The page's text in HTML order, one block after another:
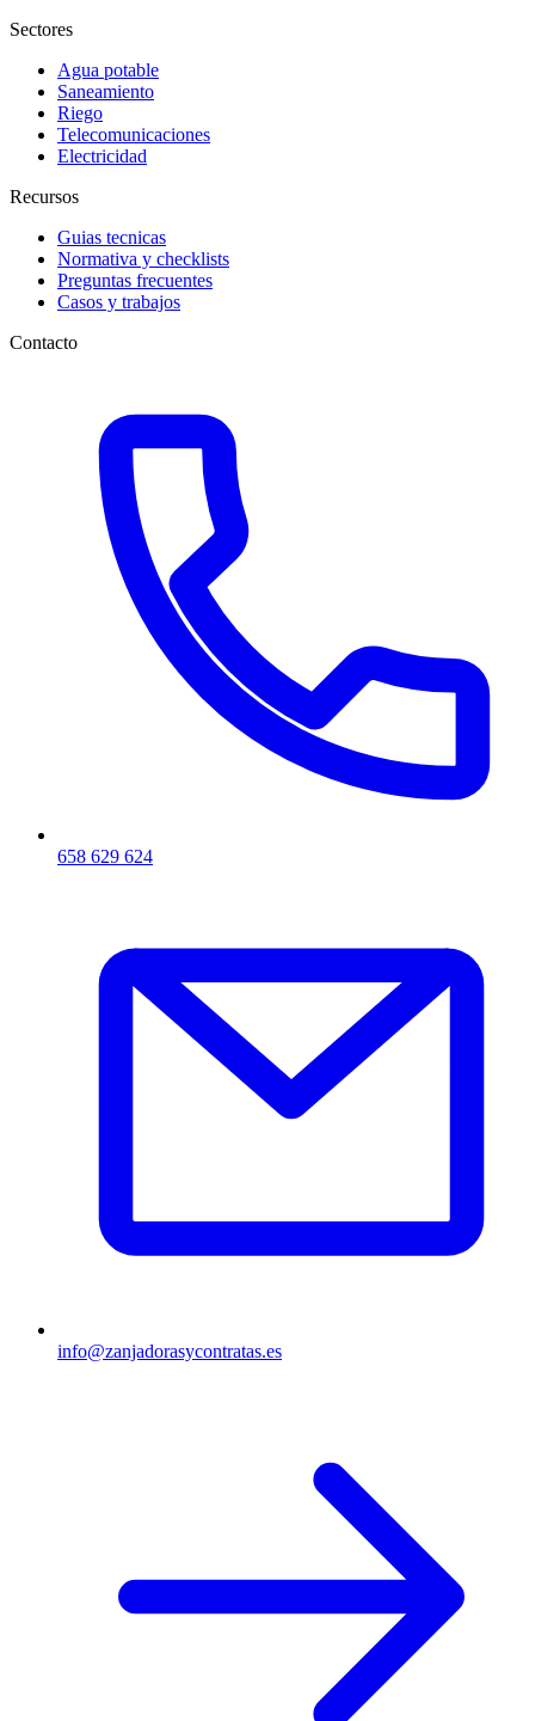
Sectores
Agua potable
Saneamiento
Riego
Telecomunicaciones
Electricidad
Recursos
Guias tecnicas
Normativa y checklists
Preguntas frecuentes
Casos y trabajos
Contacto
658 629 624
info@zanjadorasycontratas.es